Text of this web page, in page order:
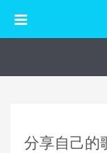
分享自己的